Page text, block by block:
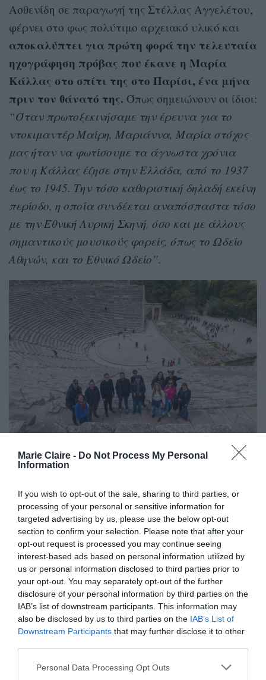
Marie Claire - Do Not Process My Personal
Information
If you wish to opt-out of the sale, sharing to third parties, or
processing of your personal or sensitive information for
targeted advertising by us, please use the below opt-out
section to confirm your selection. Please note that after your
opt-out request is processed you may continue seeing
interest-based ads based on personal information utilized by
us or personal information disclosed to third parties prior to
your opt-out. You may separately opt-out of the further
disclosure of your personal information by third parties on the
IAB’s list of downstream participants. This information may
also be disclosed by us to third parties on the IAB’s List of
Downstream Participants that may further disclose it to other
Personal Data Processing Opt Outs
Ασθενίδη σε παραγωγή της Στέλλας Αγγελέτου,
φέρνει στο φως πολύτιμο αρχειακό υλικό και
αποκαλύπτει για πρώτη φορά την τελευταία
ηχογράφηση πρόβας που έκανε η Μαρία
Κάλλας στο σπίτι της στο Παρίσι, ένα μήνα
πριν τον θάνατό της. Όπως σημειώνουν οι ίδιοι:
“Όταν πρωτοξεκινήσαμε την έρευνα για το
ντοκιμαντέρ Μαίρη, Μαριάννα, Μαρία στόχος
μας ήταν να φωτίσουμε τα άγνωστα χρόνια
που η Κάλλας έζησε στην Ελλάδα, από το 1937
έως το 1945. Την τόσο καθοριστική δηλαδή εκείνη
περίοδο, η οποία συνδέεται αναπόσπαστα τόσο
με την Εθνική Λυρική Σκηνή, όσο και με άλλους
σημαντικούς μουσικούς φορείς, όπως το Ωδείο
Αθηνών, και το Εθνικό Ωδείο”.
“Πλέον, είμαστε σε θέση να πούμε ότι η ίδια η
έρευνα μας οδήγησε σε έναν λίγο διαφορετικό
άξονα αφήγησης. Μέσα από τη μελέτη σπάνιου
αρχειακού υλικού, τις μνήμες και τις αφηγήσεις
ανθρώπων που έζησαν τα γεγονότα, την
πολύτιμη βοήθεια των βιβλίων, αλλά και των
αρχείων του Πολύβιου Μαρσάν και κυρίως του
Νίκου Πετσάλη-Διομήδη, δημιουργήσαμε ένα
ντοκιμαντέρ που αφηγείται την προσωπική και
καλλιτεχνική ενηλικίωση της Κάλλας στην Αθήνα,
ως μια ιστορία θριάμβου της εσωτερικής